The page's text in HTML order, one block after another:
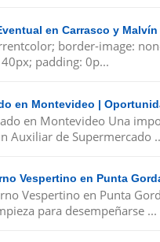
en Carrasco y
border-image:
padding: 0p...
en Montevideo |
en Montevideo Una
Auxiliar de Supermercado
Vespertino en Punta
Vespertino en Punta
para desempeñarse ...